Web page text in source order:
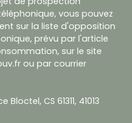
vous pouvez
sur la liste d'opposition
prévu par l'article
sur le site
ou par courrier
CS 61311, 41013